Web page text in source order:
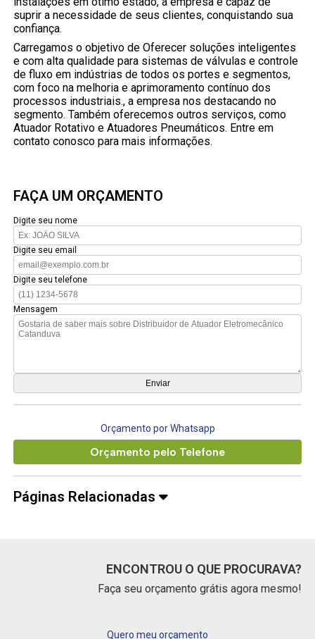
suprir a necessidade de seus clientes, conquistando sua
confiança.
Carregamos o objetivo de Oferecer soluções inteligentes
e com alta qualidade para sistemas de válvulas e controle
de fluxo em indústrias de todos os portes e segmentos,
com foco na melhoria e aprimoramento contínuo dos
processos industriais., a empresa nos destacando no
segmento. Também oferecemos outros serviços, como
Atuador Rotativo e Atuadores Pneumáticos. Entre em
contato conosco para mais informações.
FAÇA UM ORÇAMENTO
Digite seu nome
Digite seu email
Digite seu telefone
Mensagem
Orçamento por Whatsapp
Orçamento pelo Telefone
Páginas Relacionadas
ENCONTROU O QUE PROCURAVA?
Faça seu orçamento grátis agora mesmo!
Quero meu orçamento